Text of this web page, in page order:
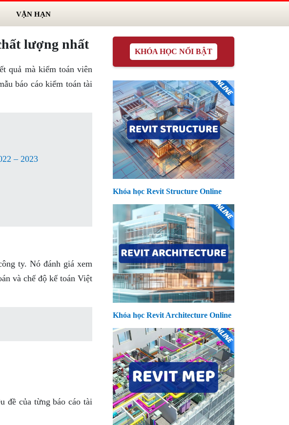
VẬN HẠN
lượng nhất
quả mà kiểm toán viên
báo cáo kiểm toán tài
– 2023
ty. Nó đánh giá xem
và chế độ kế toán Việt
đề của từng báo cáo tài
KHÓA HỌC NỔI BẬT
Khóa học Revit Structure Online
Khóa học Revit Architecture Online